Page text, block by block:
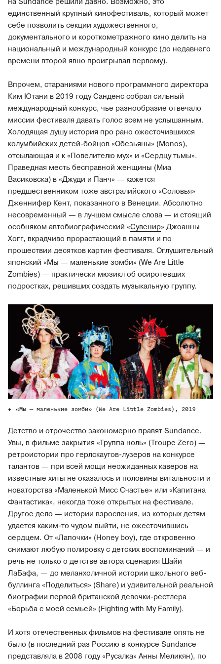
единственный крупный кинофестиваль, который может
себе позволить секции художественного,
документального и короткометражного кино делить на
национальный и международный конкурс (до недавнего
времени второй явно проигрывал первому).
Впрочем, стараниями нового программного директора
Ким Ютани в 2019 году Санденс собрал сильный
международный конкурс, чье разнообразие отвечало
миссии фестиваля давать голос всем не услышанным.
Холодящая душу история про рано ожесточившихся
колумбийских детей-бойцов «Обезьяны» (Monos),
отсылающая и к «Повелителю мух» и «Сердцу тьмы».
Праведная месть бесправной женщины (Миа
Васиковска) в «Джуди и Панч» — кажется
предшественником тоже австралийского «Соловья»
Дженнифер Кент, показанного в Венеции. Абсолютно
несовременный — в лучшем смысле слова — и стоящий
особняком автобиографический «Cувенир» Джоанны
Хогг, вкрадчиво прорастающий в памяти и по
прошествии десятков картин фестиваля. Оглушительный
японский «Мы — маленькие зомби» (We Are Little
Zombies) — практически мюзикл об осиротевших
подростках, решивших создать музыкальную группу.
«Мы — маленькие зомби» (We Are Little Zombies), 2019
Детство и отрочество закономерно правят Sundance.
Увы, в фильме закрытия «Труппа ноль» (Troupe Zero) —
ретроистории про герлскаутов-лузеров на конкурсе
талантов — при всей мощи неожиданных каверов на
известные хиты не оказалось и половины витальности и
новаторства «Маленькой Мисс Счастье» или «Капитана
Фантастика», некогда тоже открытых на фестивале.
Другое дело — истории взросления, из которых детям
удается каким-то чудом выйти, не ожесточившись
сердцем. От «Лапочки» (Honey boy), где откровенно
снимают любую полировку с детских воспоминаний — и
речь не только о детстве автора сценария Шайи
ЛаБафа, — до меланхоличной истории школьного веб-
буллинга «Поделиться» (Share) и удивительной реальной
биографии первой британской девочки-рестлера
«Борьба с моей семьей» (Fighting with My Family).
И хотя отечественных фильмов на фестивале опять не
было (в последний раз Россию в конкурсе Sundance
представляла в 2008 году «Русалка» Анны Меликян), по